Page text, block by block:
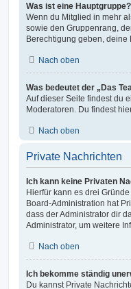
Was ist eine Hauptgruppe?
Wenn du Mitglied in mehr
sowie den Gruppenrang,
Berechtigung geben,
Nach oben
Was bedeutet der „Das
Auf dieser Seite findest du
Moderatoren. Du findest
Nach oben
Private Nachrichten
Ich kann keine Privaten
Hierfür kann es drei
Board-Administration hat
dass der Administrator dir
Administrator, um weitere
Nach oben
Ich bekomme ständig
Du kannst Private